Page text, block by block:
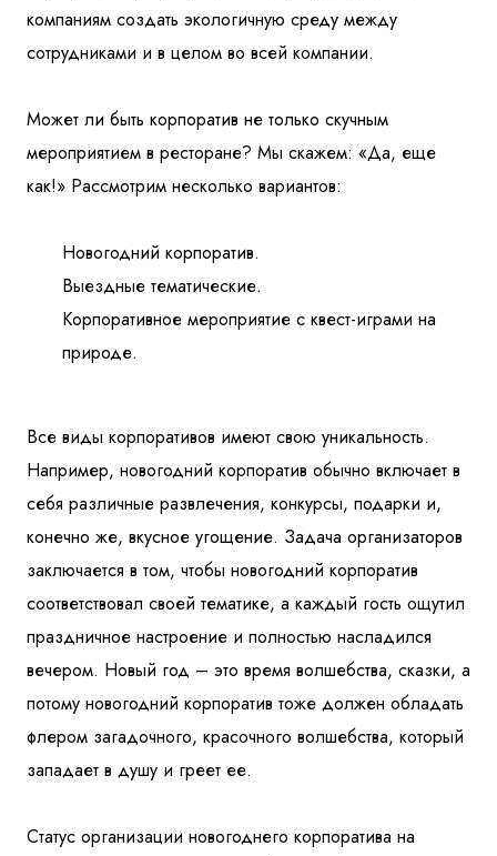
компаниям создать экологичную среду между
сотрудниками и в целом во всей компании.
Может ли быть корпоратив не только скучным
мероприятием в ресторане? Мы скажем: «Да, еще
как!» Рассмотрим несколько вариантов:
Новогодний корпоратив.
Выездные тематические.
Корпоративное мероприятие с квест-играми на
природе.
Все виды корпоративов имеют свою уникальность.
Например, новогодний корпоратив обычно включает в
себя различные развлечения, конкурсы, подарки и,
конечно же, вкусное угощение. Задача организаторов
заключается в том, чтобы новогодний корпоратив
соответствовал своей тематике, а каждый гость ощутил
праздничное настроение и полностью насладился
вечером. Новый год – это время волшебства, сказки, а
потому новогодний корпоратив тоже должен обладать
флером загадочного, красочного волшебства, который
западает в душу и греет ее.
Статус организации новогоднего корпоратива на